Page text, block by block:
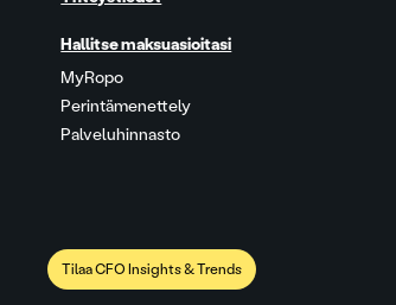
Hallitse maksuasioitasi
MyRopo
Perintämenettely
Palveluhinnasto
Tilaa CFO Insights & Trends